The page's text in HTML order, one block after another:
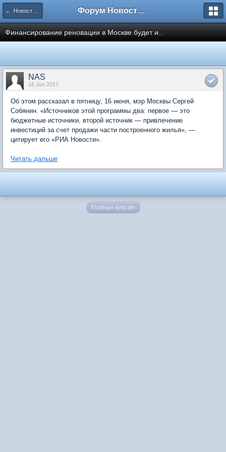
← Новости рынка недвижимости Форум Новостройки
Финансирование реновации в Москве будет и...
NAS
16 Jun 2017
Об этом рассказал в пятницу, 16 июня, мэр Москвы Сергей
Собянин. «Источников этой программы два: первое — это
бюджетные источники, второй источник — привлечение
инвестиций за счет продажи части построенного жилья», —
цитирует его «РИА Новости».
Читать дальше
Полная версия